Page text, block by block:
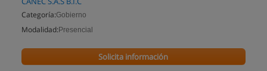
Categoría:Gobierno
Modalidad: Presencial
Solicita información